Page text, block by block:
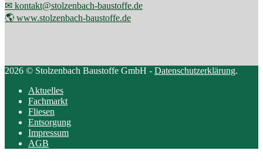
✉ kontakt@stolzenbach-baustoffe.de
🌎 www.stolzenbach-baustoffe.de
2026 © Stolzenbach Baustoffe GmbH - Datenschutzerklärung.
Aktuelles
Fachmarkt
Fliesen
Entsorgung
Impressum
AGB